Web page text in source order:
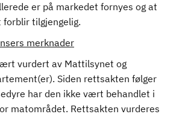
er på markedet fornyes og at
tilgjengelig.
merknader
vurdert av Mattilsynet og
Siden rettsakten følger
har den ikke vært behandlet i
matområdet. Rettsakten vurderes